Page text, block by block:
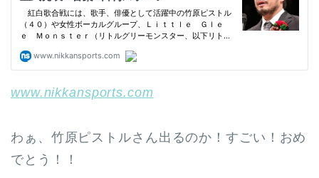
www.nikkansports.com
わぁ、竹原ピストルさん出るのか！すごい！おめ
でとう！！